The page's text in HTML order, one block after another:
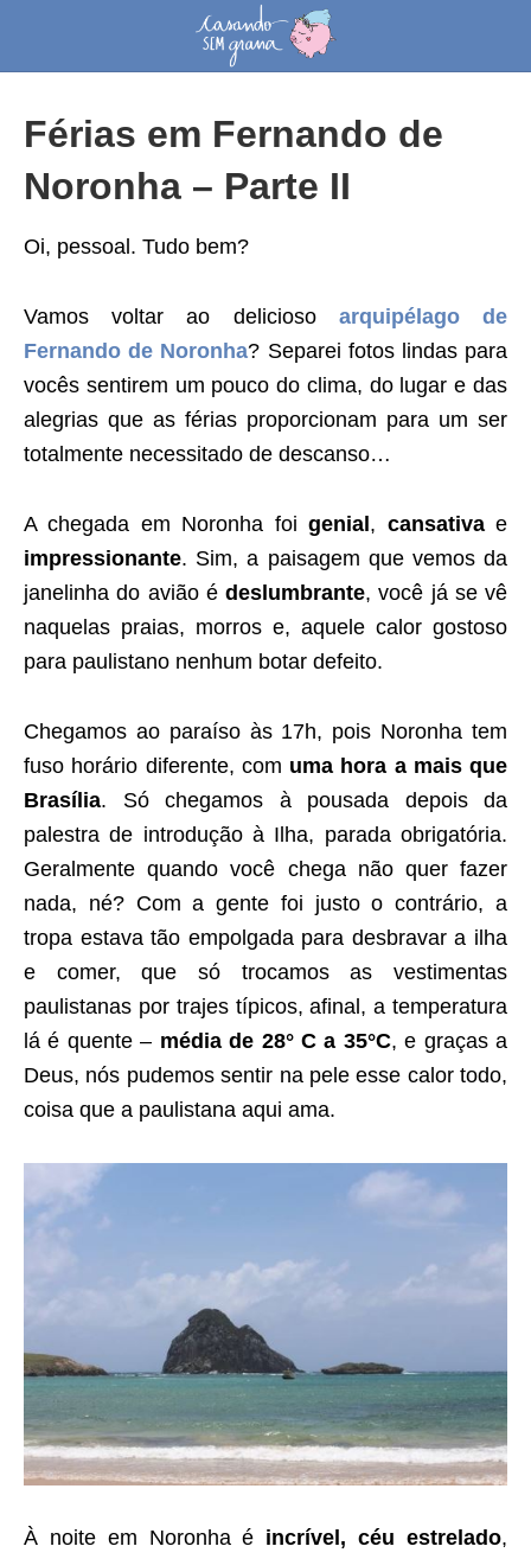
Férias em Fernando de
Noronha – Parte II
Oi, pessoal. Tudo bem?
Vamos voltar ao delicioso arquipélago de
Fernando de Noronha? Separei fotos lindas para
vocês sentirem um pouco do clima, do lugar e das
alegrias que as férias proporcionam para um ser
totalmente necessitado de descanso…
A chegada em Noronha foigenial , cansativae
impressionante. Sim, a paisagem que vemos da
janelinha do avião é deslumbrante, você já se vê
naquelas praias, morros e, aquele calor gostoso
para paulistano nenhum botar defeito.
Chegamos ao paraíso às 17h, pois Noronha tem
fuso horário diferente, com uma hora a mais que
Brasília. Só chegamos à pousada depois da
palestra de introdução à Ilha, parada obrigatória.
Geralmente quando você chega não quer fazer
nada, né? Com a gente foi justo o contrário, a
tropa estava tão empolgada para desbravar a ilha
e comer, que só trocamos as vestimentas
paulistanas por trajes típicos, afinal, a temperatura
lá é quente – média de 28° C a 35°C, e graças a
Deus, nós pudemos sentir na pele esse calor todo,
coisa que a paulistana aqui ama.
À noite em Noronha é incrível, céu estrelado,